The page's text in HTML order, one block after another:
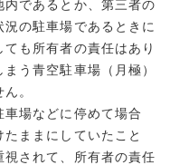
であるとか、第三者の
の駐車場であるときに
も所有者の責任はあり
う青空駐車場（月極）
。
場などに停めて場合
ままにしていたこと
されて、所有者の責任